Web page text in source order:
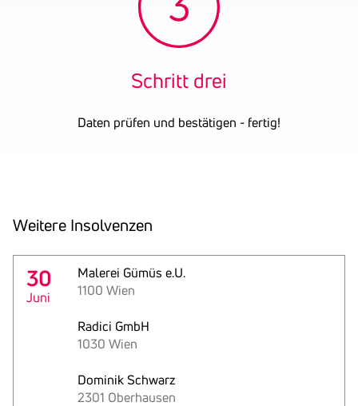
Schritt drei
Daten prüfen und bestätigen - fertig!
Weitere Insol­venzen
30
Juni
Malerei Gümüs e.U.
1100 Wien
Radici GmbH
1030 Wien
Dominik Schwarz
2301 Oberhausen